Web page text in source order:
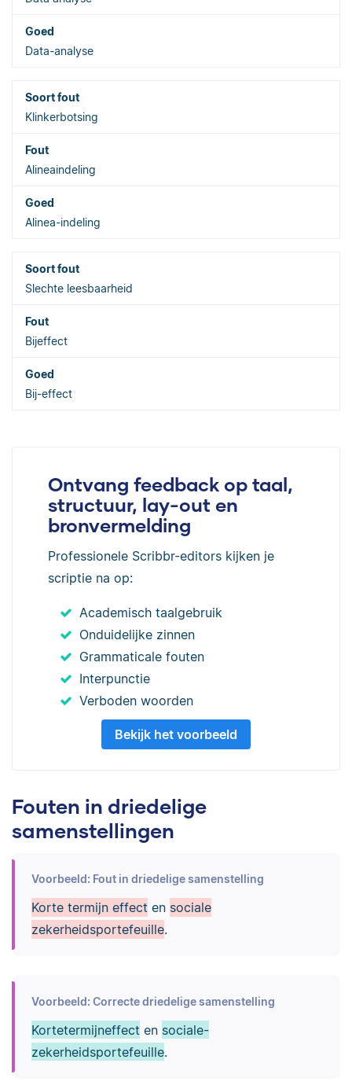
Data-analyse
Klinkerbotsing
Alineaindeling
Alinea-indeling
Slechte leesbaarheid
Bijeffect
Bij-effect
Ontvang feedback op taal,
structuur, lay-out en
bronvermelding
Professionele Scribbr-editors kijken je
scriptie na op:
Academisch taalgebruik
Onduidelijke zinnen
Grammaticale fouten
Interpunctie
Verboden woorden
Bekijk het voorbeeld
Fouten in driedelige
samenstellingen
Voorbeeld: Fout in driedelige samenstelling
Korte termijn effect en sociale
zekerheidsportefeuille.
Voorbeeld: Correcte driedelige samenstelling
Kortetermijneffect en sociale-
zekerheidsportefeuille.